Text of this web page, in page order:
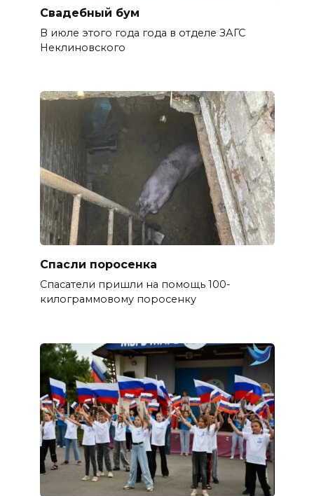
Свадебный бум
В июле этого года года в отделе ЗАГС
Неклиновского
Спасли поросенка
Спасатели пришли на помощь 100-
килограммовому поросенку